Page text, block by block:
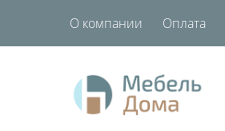
О компании Оплата